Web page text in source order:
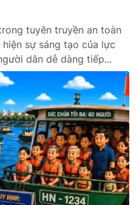
tuyên truyền an toàn
sự sáng tạo của lực
dân dễ dàng tiếp...